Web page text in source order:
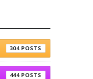
304
444